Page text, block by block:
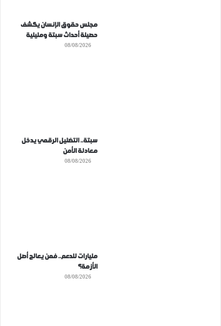
مجلس حقوق الإنسان يكشف
حصيلة أحداث سبتة ومليلية
08/08/2026
سبتة.. التضليل الرقمي يدخل
معادلة الأمن
08/08/2026
مليارات للدعم.. فمن يعالج أصل
الأزمة؟
08/08/2026